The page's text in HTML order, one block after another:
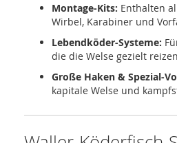
Montage-Kits: Enthalten
Wirbel, Karabiner und
Lebendköder-Systeme:
die die Welse gezielt
Große Haken & Spezial-
kapitale Welse und